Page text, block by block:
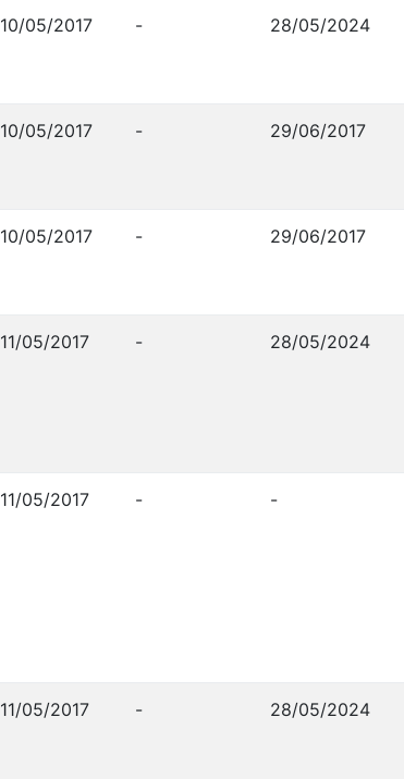
10/05/2017 - 28/05/2024
10/05/2017 - 29/06/2017
10/05/2017 - 29/06/2017
11/05/2017 - 28/05/2024
11/05/2017 - -
11/05/2017 - 28/05/2024